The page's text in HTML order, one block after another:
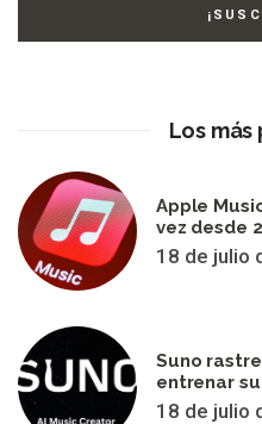
Los
Apple
vez desde
18 de julio
Suno
entrenar su
18 de julio